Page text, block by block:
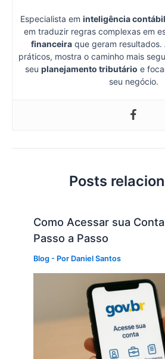
Especialista em inteligência
em traduzir regras complexas em
financeira que geram
práticos, mostra o caminho mais
seu planejamento tributário e
seu negócio.
Posts
Como Acessar sua
Passo a Passo
Blog - Por Daniel Santos